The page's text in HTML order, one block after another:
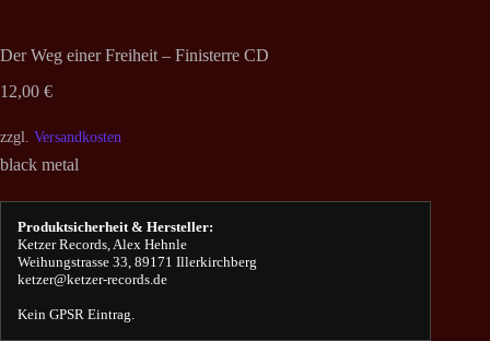
Der Weg einer Freiheit – Finisterre CD
12,00 €
zzgl. Versandkosten
black metal
Produktsicherheit & Hersteller:
Ketzer Records, Alex Hehnle
Weihungstrasse 33, 89171 Illerkirchberg
ketzer@ketzer-records.de
Kein GPSR Eintrag.